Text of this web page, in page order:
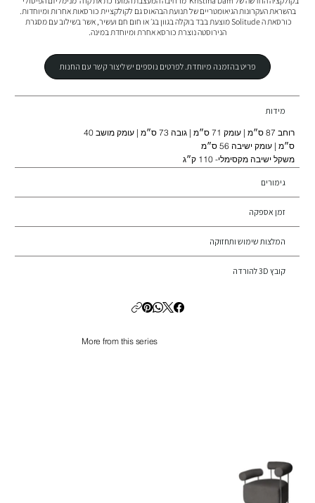
הנירוסטה נוצרת כורסא אחרת ומיוחדת במינה.
פריט בהזמנה מיוחדת. לפרטים נוספים יש ליצור קשר עם החנות
מידות
רוחב 87 ס״מ | עומק 71 ס״מ | גובה 73 ס״מ | עומק מושב 40
ס״מ | עומק ישיבה 56 ס״מ
משקל ישיבה מקסימלי- 110 ק״ג
גימורים
זמן אספקה
המלצות שימוש ותחזוקה
קובץ 3D להורדה
More from this series